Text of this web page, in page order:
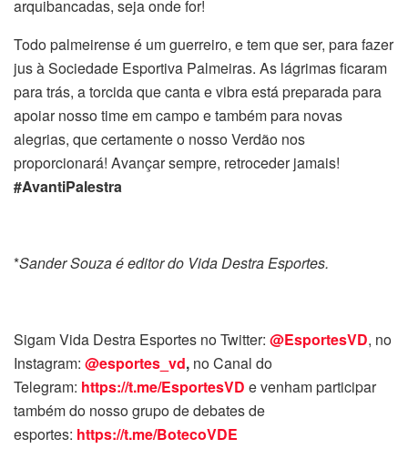
arquibancadas, seja onde for!
Todo palmeirense é um guerreiro, e tem que ser, para fazer
jus à Sociedade Esportiva Palmeiras. As lágrimas ficaram
para trás, a torcida que canta e vibra está preparada para
apoiar nosso time em campo e também para novas
alegrias, que certamente o nosso Verdão nos
proporcionará! Avançar sempre, retroceder jamais!
#AvantiPalestra
*Sander Souza é editor do Vida Destra Esportes.
Sigam Vida Destra Esportes no Twitter: @EsportesVD, no
Instagram: @esportes_vd, no Canal do
Telegram: https://t.me/EsportesVD e venham participar
também do nosso grupo de debates de
esportes: https://t.me/BotecoVDE